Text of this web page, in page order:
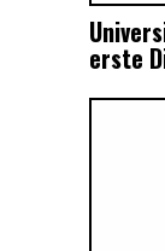
erste